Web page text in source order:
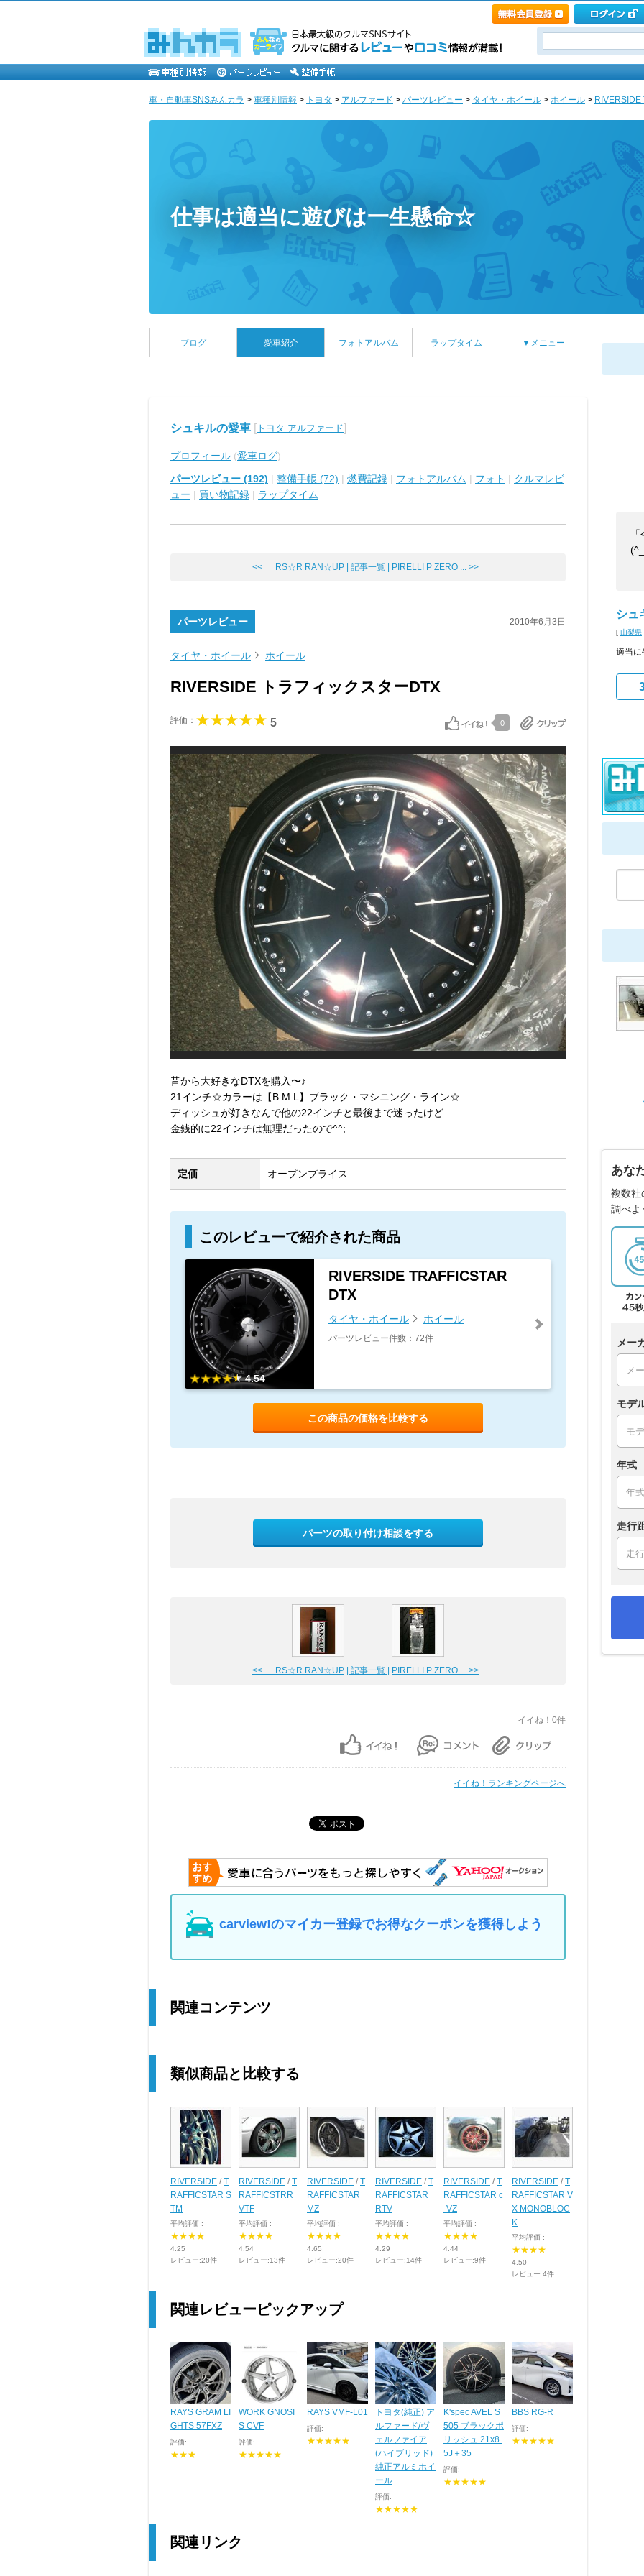
車・自動車SNSみんカラ > 車種別情報 > トヨタ > アルファード > パーツレビュー > タイヤ・ホイール > ホイール > RIVERSIDE
仕事は適当に遊びは一生懸命☆
ブログ 愛車紹介 フォトアルバム ラップタイム ▼メニュー
シュキルの愛車 [ トヨタ アルファード]
プロフィール (愛車ログ)
パーツレビュー (192) | 整備手帳 (72) | 燃費記録 | フォトアルバム | フォト | クルマレビ
ュー | 買い物記録 | ラップタイム
<< RS☆R RAN☆UP | 記事一覧 | PIRELLI P ZERO ... >>
パーツレビュー 2010年6月3日
タイヤ・ホイール ホイール
RIVERSIDE トラフィックスターDTX
評価： 5 0
昔から大好きなDTXを購入〜♪
21インチ☆カラーは【B.M.L】ブラック・マシニング・ライン☆
ディッシュが好きなんで他の22インチと最後まで迷ったけど...
金銭的に22インチは無理だったので^^;
定価 オープンプライス
このレビューで紹介された商品
4.54
RIVERSIDE TRAFFICSTAR
DTX
タイヤ・ホイール ホイール
パーツレビュー件数：72件
この商品の価格を比較する
パーツの取り付け相談をする
<< RS☆R RAN☆UP | 記事一覧 | PIRELLI P ZERO ... >>
イイね！0件
イイね！ランキングページへ
carview!のマイカー登録でお得なクーポンを獲得しよう
関連コンテンツ
類似商品と比較する
RIVERSIDE /T
RAFFICSTAR S
TM
平均評価 :
★★★★
4.25
レビュー:20件
RIVERSIDE /T
RAFFICSTRR
VTF
平均評価 :
★★★★
4.54
レビュー:13件
RIVERSIDE /T
RAFFICSTAR
MZ
平均評価 :
★★★★
4.65
レビュー:20件
RIVERSIDE /T
RAFFICSTAR
RTV
平均評価 :
★★★★
4.29
レビュー:14件
RIVERSIDE /T
RAFFICSTAR c
-VZ
平均評価 :
★★★★
4.44
レビュー:9件
RIVERSIDE /T
RAFFICSTAR V
X MONOBLOC
K
平均評価 :
★★★★
4.50
レビュー:4件
関連レビューピックアップ
RAYS GRAM LI
GHTS 57FXZ
評価:
★★★
WORK GNOSI
S CVF
評価:
★★★★★
RAYS VMF-L01
評価:
★★★★★
トヨタ(純正) ア
ルファード/ヴ
ェルファイア
(ハイブリッド)
純正アルミホイ
ール
評価:
★★★★★
K'spec AVEL S
505 ブラックポ
リッシュ 21x8.
5J＋35
評価:
★★★★★
BBS RG-R
評価:
★★★★★
関連リンク
シュ
[ 山梨県
適当に
あな
複数社
調べよ
メー
モデ
年式
走行